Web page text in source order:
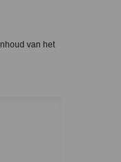
van het